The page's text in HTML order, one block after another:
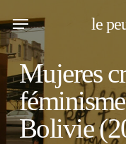
to
main
content
le
Menu
Mujeres
Bolivie